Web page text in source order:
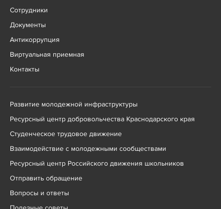
Сотрудники
Документы
Антикоррупция
Виртуальная приемная
Контакты
Развитие молодежной инфраструктуры
Ресурсный центр добровольчества Краснодарского края
Студенческое трудовое движение
Взаимодействие с молодежными сообществами
Ресурсный центр Российского движения школьников
Отправить обращение
Вопросы и ответы